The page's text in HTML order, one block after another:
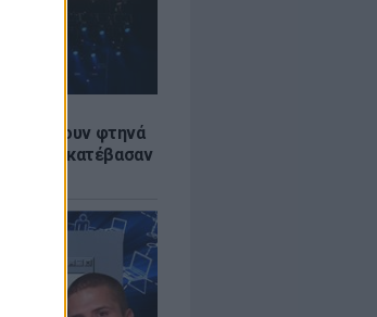
βγάζουν φτηνά
κατέβασαν